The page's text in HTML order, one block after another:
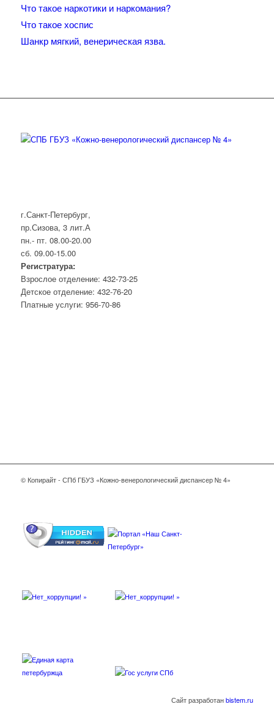
Что такое наркотики и наркомания?
Что такое хоспис
Шанкр мягкий, венерическая язва.
г.Санкт-Петербург,
пр.Сизова, 3 лит.А
пн.- пт. 08.00-20.00
сб. 09.00-15.00
Регистратура:
Взрослое отделение: 432-73-25
Детское отделение: 432-76-20
Платные услуги: 956-70-86
© Копирайт - СПб ГБУЗ «Кожно-венерологический диспансер № 4»
Сайт разработанbistem.ru